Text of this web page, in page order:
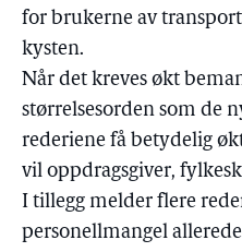
for brukerne av
kysten.
Når det kreves økt
størrelsesorden som de
rederiene få betydelig
vil oppdragsgiver,
I tillegg melder flere
personellmangel